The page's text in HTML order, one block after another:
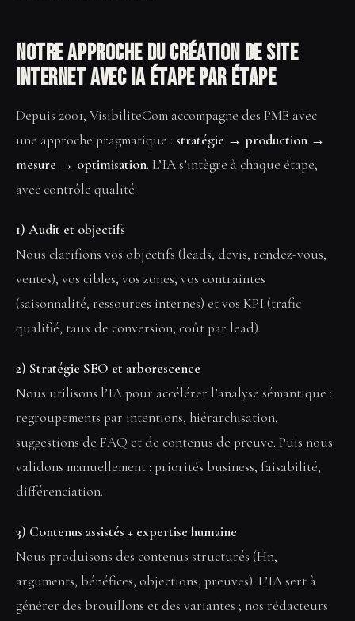
Notre approche du Création de site
internet avec IA étape par étape
Depuis 2001, VisibiliteCom accompagne des PME avec
une approche pragmatique : stratégie → production →
mesure → optimisation. L’IA s’intègre à chaque étape,
avec contrôle qualité.
1) Audit et objectifs
Nous clarifions vos objectifs (leads, devis, rendez-vous,
ventes), vos cibles, vos zones, vos contraintes
(saisonnalité, ressources internes) et vos KPI (trafic
qualifié, taux de conversion, coût par lead).
2) Stratégie SEO et arborescence
Nous utilisons l’IA pour accélérer l’analyse sémantique :
regroupements par intentions, hiérarchisation,
suggestions de FAQ et de contenus de preuve. Puis nous
validons manuellement : priorités business, faisabilité,
différenciation.
3) Contenus assistés + expertise humaine
Nous produisons des contenus structurés (Hn,
arguments, bénéfices, objections, preuves). L’IA sert à
générer des brouillons et des variantes ; nos rédacteurs